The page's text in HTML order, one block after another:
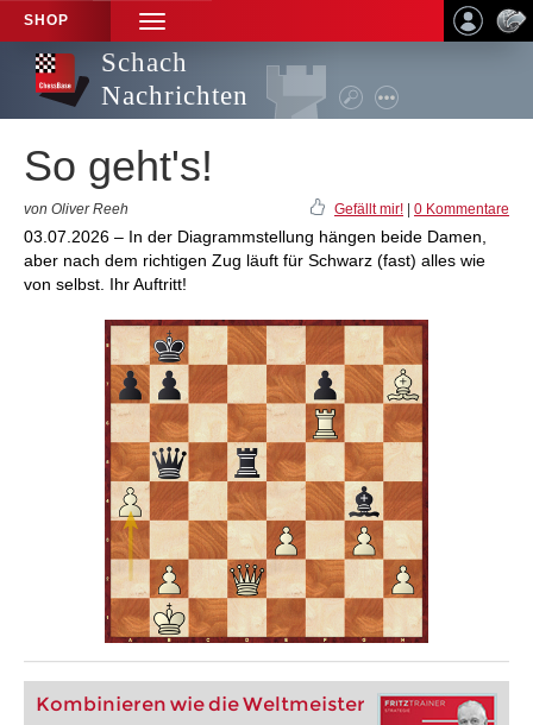
SHOP
TOGGLE
NAVIGATION
Schach
Nachrichten
So geht's!
von Oliver Reeh Gefällt mir! 0 Kommentare
03.07.2026 – In der Diagrammstellung hängen beide Damen,
aber nach dem richtigen Zug läuft für Schwarz (fast) alles wie
von selbst. Ihr Auftritt!
Kombinieren wie die Weltmeister